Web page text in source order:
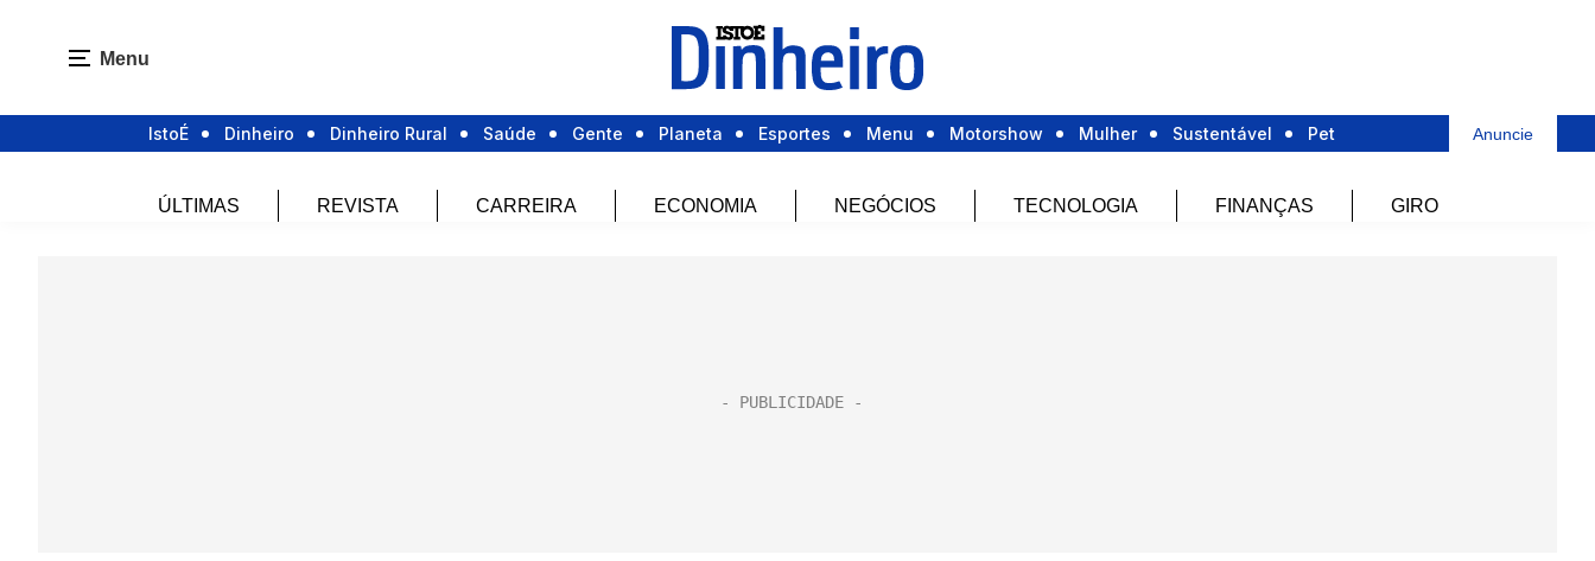
Menu
IstoÉ Dinheiro Dinheiro Rural Saúde Gente Planeta Esportes Menu Motorshow Mulher Sustentável Pet Anuncie
ÚLTIMAS REVISTA CARREIRA ECONOMIA NEGÓCIOS TECNOLOGIA FINANÇAS GIRO